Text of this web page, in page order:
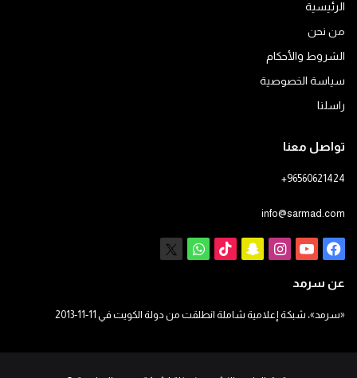
الرئيسية
من نحن
الشروط والأحكام
سياسة الخصوصية
راسلنا
تواصل معنا
+96560621424
info@sarmad.com
فيسبوكيوتيوبانستقرام
سناب ‫TikTokواتساب
عن سرمد
«سرمد»، شبكة إعلامية شاملة انطلقت من دولة الكويت في 11-11-2013